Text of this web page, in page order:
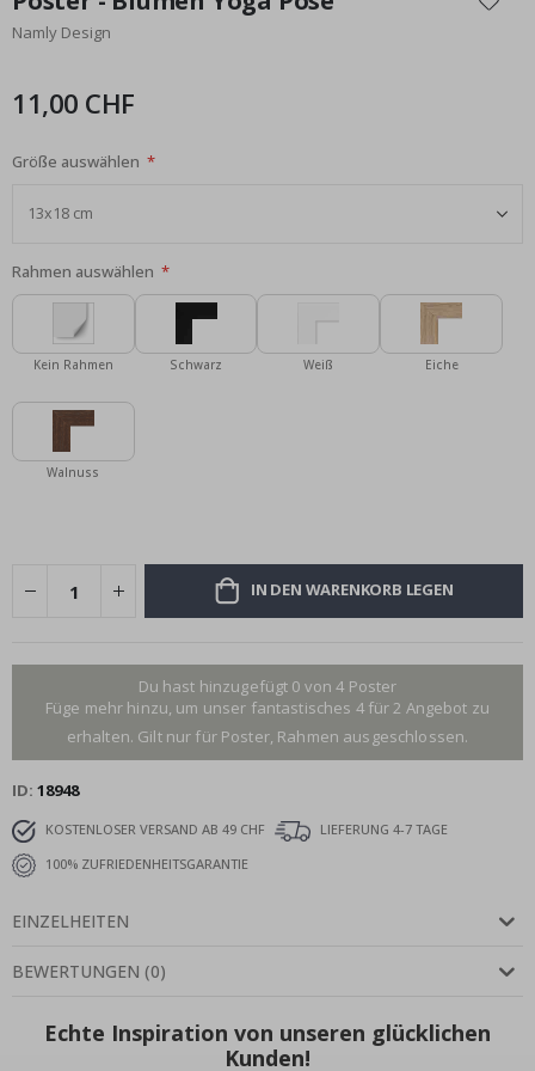
der
Bildgalerie
Namly Design
11,00 CHF
Größe auswählen
Rahmen auswählen
Kein Rahmen Schwarz Weiß Eiche
Walnuss
IN DEN WARENKORB LEGEN
Du hast hinzugefügt 0 von 4 Poster
Füge mehr hinzu, um unser fantastisches 4 für 2 Angebot zu
erhalten. Gilt nur für Poster, Rahmen ausgeschlossen.
ID 18948
KOSTENLOSER VERSAND AB 49 CHF
LIEFERUNG 4-7 TAGE
100% ZUFRIEDENHEITSGARANTIE
EINZELHEITEN
BEWERTUNGEN (0)
Echte Inspiration von unseren glücklichen
Kunden!